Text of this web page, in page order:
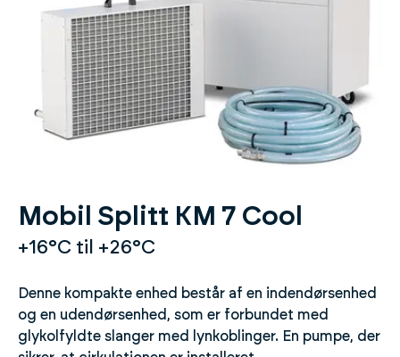
Mobil Splitt KM 7 Cool
+16°C til +26°C
Denne kompakte enhed består af en indendørsenhed
og en udendørsenhed, som er forbundet med
glykolfyldte slanger med lynkoblinger. En pumpe, der